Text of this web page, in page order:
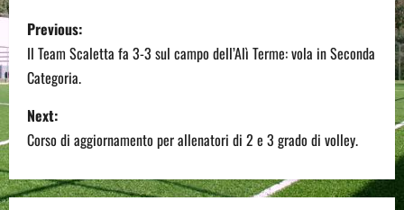
P
o
s
t
n
Previous:
Il Team Scaletta fa 3-3 sul campo dell’Alì Terme: vola in Seconda
Categoria.
Next:
Corso di aggiornamento per allenatori di 2 e 3 grado di volley.